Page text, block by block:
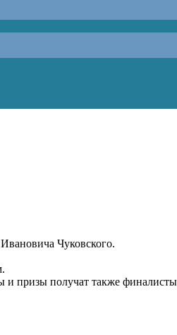
Чуковского.
и призы получат также